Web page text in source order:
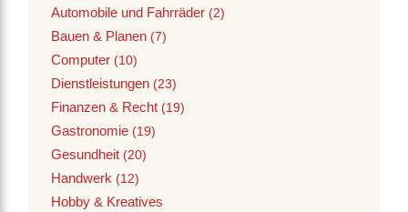
Automobile und Fahrräder (2)
Bauen & Planen (7)
Computer (10)
Dienstleistungen (23)
Finanzen & Recht (19)
Gastronomie (19)
Gesundheit (20)
Handwerk (12)
Hobby & Kreatives